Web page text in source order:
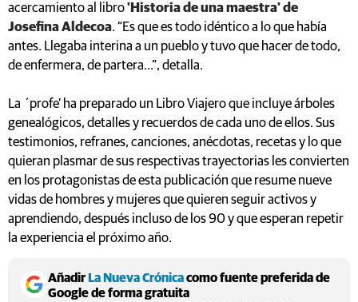
acercamiento al libro'Historia de una maestra' de
Josefina Aldecoa. “Es que es todo idéntico a lo que había
antes. Llegaba interina a un pueblo y tuvo que hacer de todo,
de enfermera, de partera...”, detalla.
La ´profe' ha preparado un Libro Viajero que incluye árboles
genealógicos, detalles y recuerdos de cada uno de ellos. Sus
testimonios, refranes, canciones, anécdotas, recetas y lo que
quieran plasmar de sus respectivas trayectorias les convierten
en los protagonistas de esta publicación que resume nueve
vidas de hombres y mujeres que quieren seguir activos y
aprendiendo, después incluso de los 90 y que esperan repetir
la experiencia el próximo año.
Añadir La Nueva Crónicacomo fuente preferida de
Google de forma gratuita